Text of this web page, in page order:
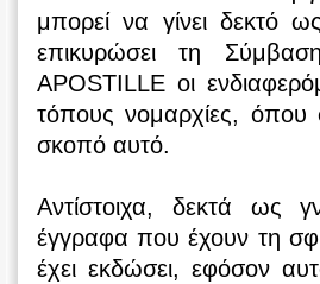
μπορεί να γίνει δεκτό
επικυρώσει τη
APOSTILLE οι
τόπους νομαρχίες, όπου
σκοπό αυτό.
Αντίστοιχα, δεκτά ως
έγγραφα που έχουν τη
έχει εκδώσει, εφόσον